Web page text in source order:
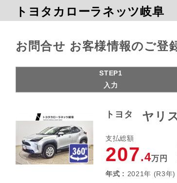
トヨタカローラネッツ岐阜
お問合せ お客様情報のご登
STEP1
入力
トヨタ ヤリ
支払総額
207.4万円
年式 : 2021年 (R3年)